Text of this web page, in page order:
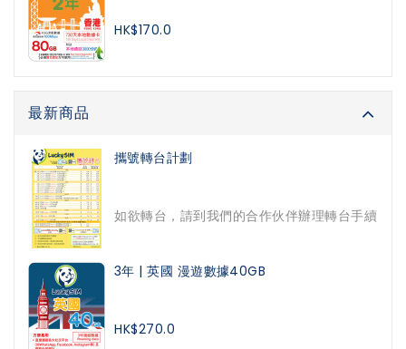
HK$170.0
最新商品
攜號轉台計劃
如欲轉台，請到我們的合作伙伴辦理轉台手續
3年 | 英國 漫遊數據40GB
HK$270.0